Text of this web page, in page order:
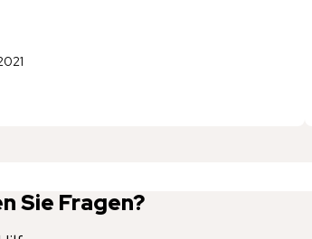
Sie Fragen?